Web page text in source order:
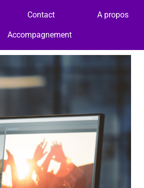
Contact A propos
Accompagnement